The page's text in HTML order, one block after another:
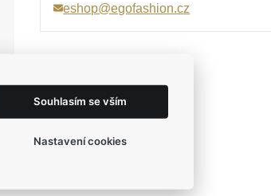
eshop@egofashion.cz
Souhlasím se vším
Nastavení cookies